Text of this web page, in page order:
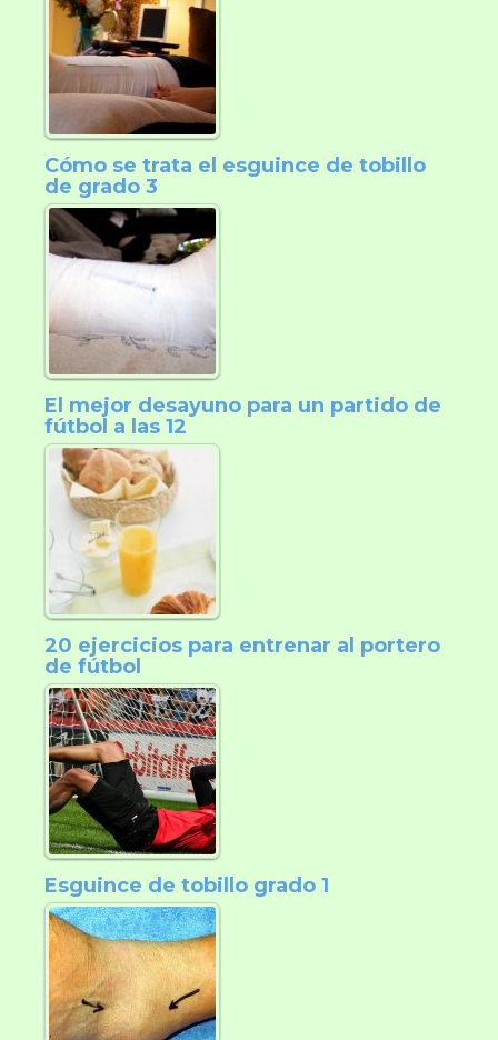
Cómo se trata el esguince de tobillo
de grado 3
El mejor desayuno para un partido de
fútbol a las 12
20 ejercicios para entrenar al portero
de fútbol
Esguince de tobillo grado 1